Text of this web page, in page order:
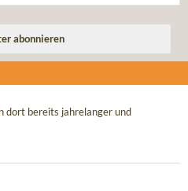
dort bereits jahrelanger und